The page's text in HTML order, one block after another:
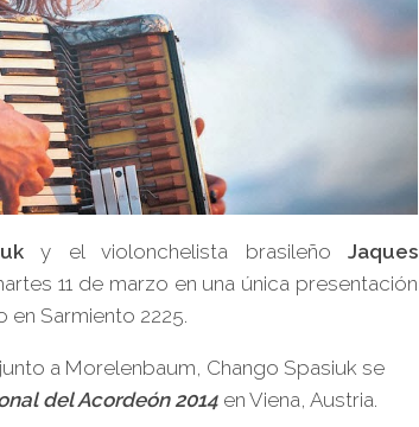
y el violonchelista brasileño Jaques
11 de marzo en una única presentación
en Sarmiento 2225.
a Morelenbaum, Chango Spasiuk se
del Acordeón 2014 en Viena, Austria.